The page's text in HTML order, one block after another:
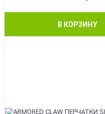
В КОРЗИНУ